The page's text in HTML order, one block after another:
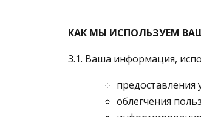
КАК МЫ ИСПОЛЬЗУЕМ
3.1. Ваша информация,
предоставления
облегчения